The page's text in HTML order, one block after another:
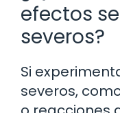
efectos
severos?
Si
severos,